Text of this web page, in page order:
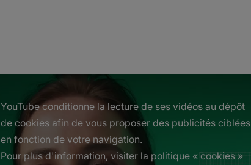
YouTube conditionne la lecture de ses vidéos au dépôt
de cookies afin de vous proposer des publicités ciblées
en fonction de votre navigation.
Pour plus d'information, visiter la politique « cookies »